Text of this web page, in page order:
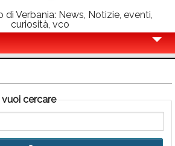
di Verbania: News, Notizie, eventi,
curiosità, vco
cercare